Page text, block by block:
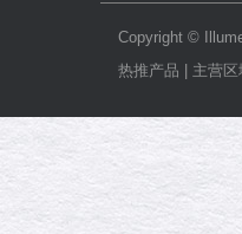
Copyright ©
热推产品 | 主营